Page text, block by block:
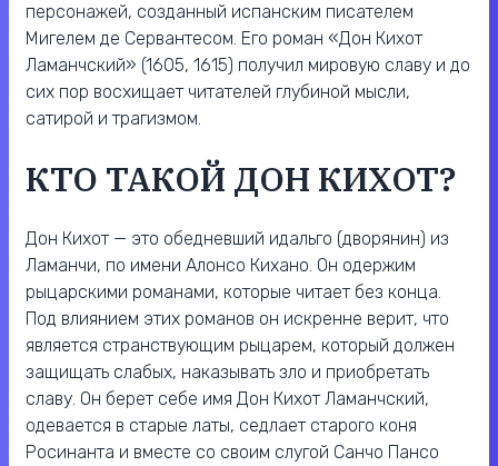
персонажей, созданный испанским писателем
Мигелем де Сервантесом. Его роман «Дон Кихот
Ламанчский» (1605, 1615) получил мировую славу и до
сих пор восхищает читателей глубиной мысли,
сатирой и трагизмом.
КТО ТАКОЙ ДОН КИХОТ?
Дон Кихот — это обедневший идальго (дворянин) из
Ламанчи, по имени Алонсо Кихано. Он одержим
рыцарскими романами, которые читает без конца.
Под влиянием этих романов он искренне верит, что
является странствующим рыцарем, который должен
защищать слабых, наказывать зло и приобретать
славу. Он берет себе имя Дон Кихот Ламанчский,
одевается в старые латы, седлает старого коня
Росинанта и вместе со своим слугой Санчо Пансо